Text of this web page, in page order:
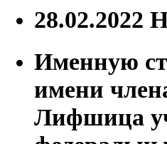
28.02.2022
Именную
имени
Лифшица